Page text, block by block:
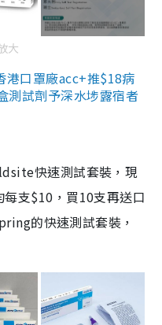
大
港口罩廠acc+推$18病
測試劑予深水埗露宿者
快速測試套裝，現
支$10，買10支再送口
的快速測試套裝，